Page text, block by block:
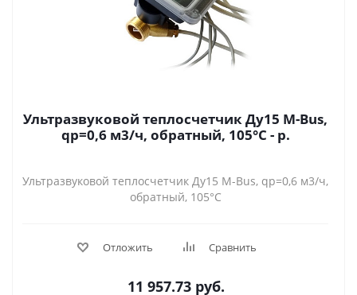
Ультразвуковой теплосчетчик Ду15 M-Bus,
qp=0,6 м3/ч, обратный, 105°C - р.
Ультразвуковой теплосчетчик Ду15 M-Bus, qp=0,6 м3/ч,
обратный, 105°C
Отложить Сравнить
11 957.73руб.